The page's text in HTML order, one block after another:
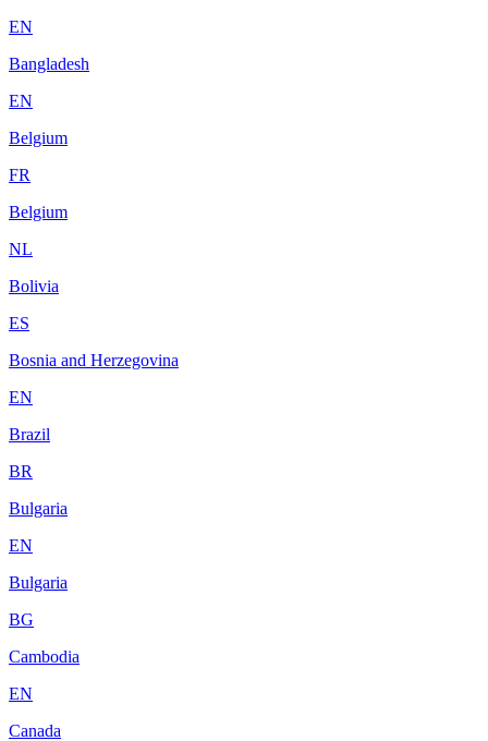
EN
Bangladesh
EN
Belgium
FR
Belgium
NL
Bolivia
ES
Bosnia and Herzegovina
EN
Brazil
BR
Bulgaria
EN
Bulgaria
BG
Cambodia
EN
Canada